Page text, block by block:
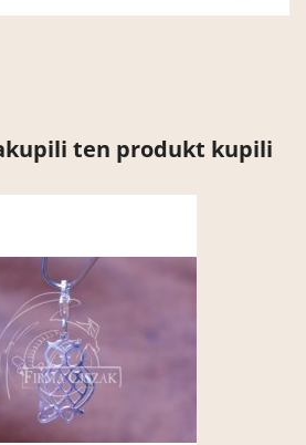
ten produkt kupili